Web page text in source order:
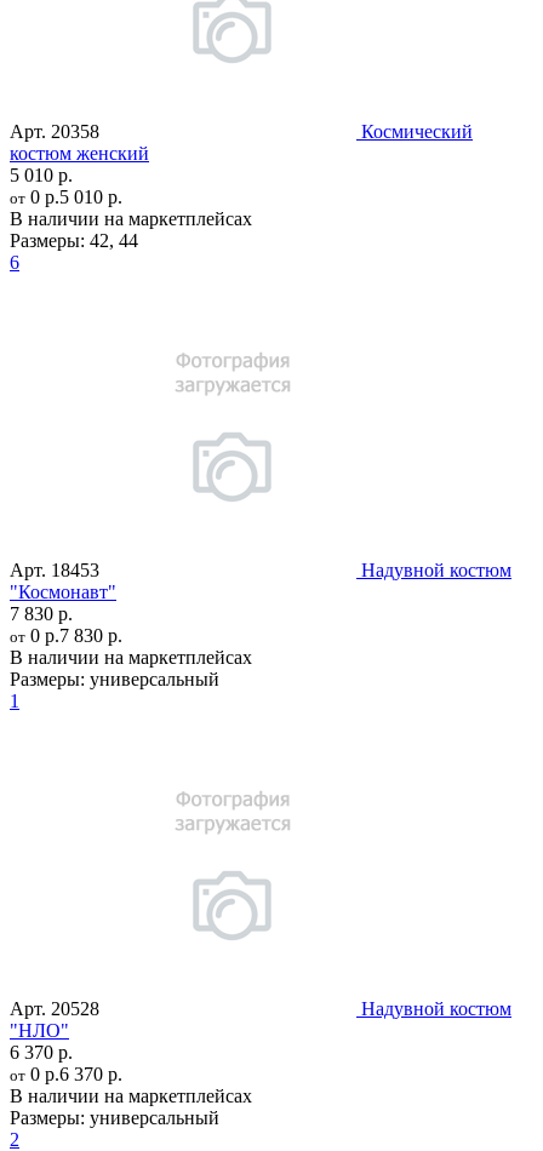
Арт. 20358
Космический
костюм женский
5 010 р.
от 0 р.5 010 р.
В наличии на маркетплейсах
Размеры: 42, 44
6
Арт. 18453
Надувной костюм
"Космонавт"
7 830 р.
от 0 р.7 830 р.
В наличии на маркетплейсах
Размеры: универсальный
1
Арт. 20528
Надувной костюм
"НЛО"
6 370 р.
от 0 р.6 370 р.
В наличии на маркетплейсах
Размеры: универсальный
2